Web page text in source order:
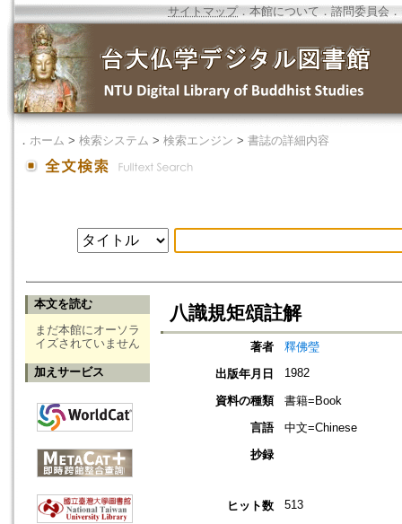
サイトマップ．本館について ． 諮問委員会 ．
． ホーム > 検索システム > 検索エンジン > 書誌の詳細内容
本文を読む
まだ本館にオーソラ
イズされていません
加えサービス
八識規矩頌註解
著者
釋佛瑩
出版年月日
1982
資料の種類
書籍=Book
言語
中文=Chinese
抄録
ヒット数 513